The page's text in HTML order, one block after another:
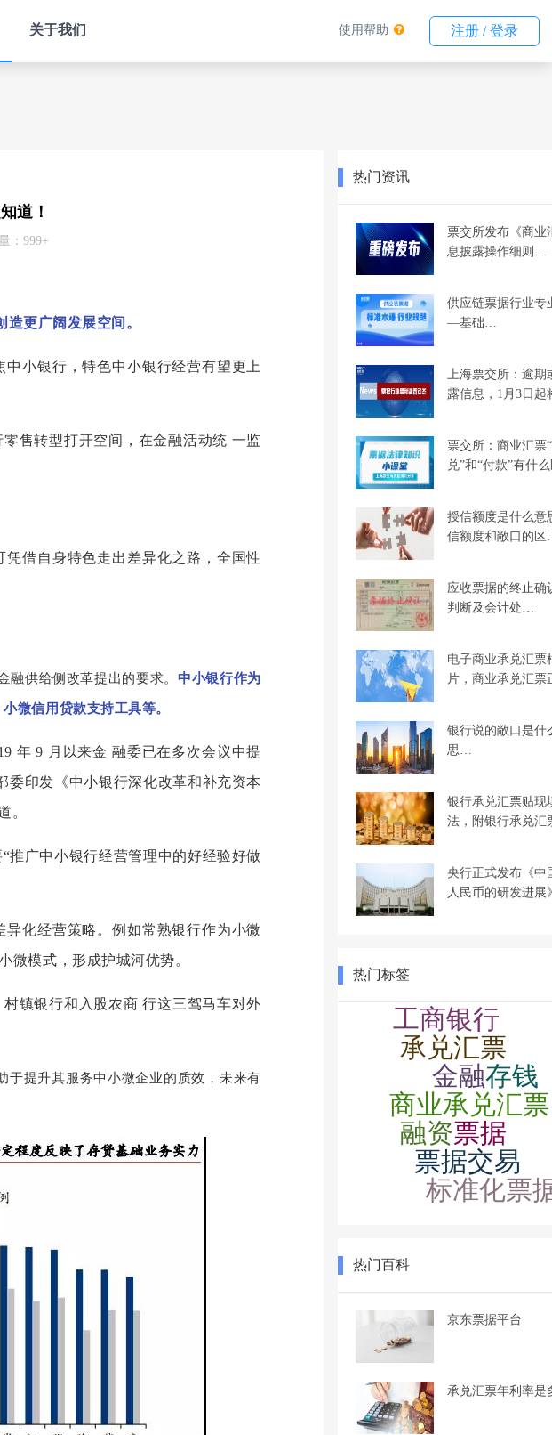
关于我们 使用帮助 注册 / 登录
道！
：999+
更广阔发展空间。
小银行，特色中小银行经营有望更上
售转型打开空间，在金融活动统 一监
借自身特色走出差异化之路，全国性
融供给侧改革提出的要求。中小银行作为
微信用贷款支持工具等。
年 9 月以来金 融委已在多次会议中提
委印发《中小银行深化改革和补充资本
。
推广中小银行经营管理中的好经验好做
化经营策略。例如常熟银行作为小微
微模式，形成护城河优势。
镇银行和入股农商 行这三驾马车对外
于提升其服务中小微企业的质效，未来有
热门资讯
票交所发布《商业
息披露操作细则…
供应链票据行业专
—基础…
上海票交所：逾期
露信息，1月3日
票交所：商业汇票
兑”和“付款”有什
授信额度是什么意
信额度和敞口的
应收票据的终止确
判断及会计处…
电子商业承兑汇票
片，商业承兑汇
银行说的敞口是什
思…
银行承兑汇票贴现
法，附银行承兑
央行正式发布《中
人民币的研发进
热门标签
热门百科
京东票据平台
承兑汇票年利率是